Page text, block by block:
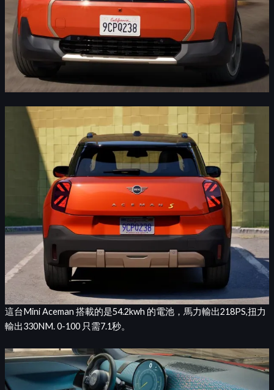
這台Mini Aceman 搭載的是54.2kwh 的電池，馬力輸出218PS,扭力
輸出330NM. 0-100 只需7.1秒。